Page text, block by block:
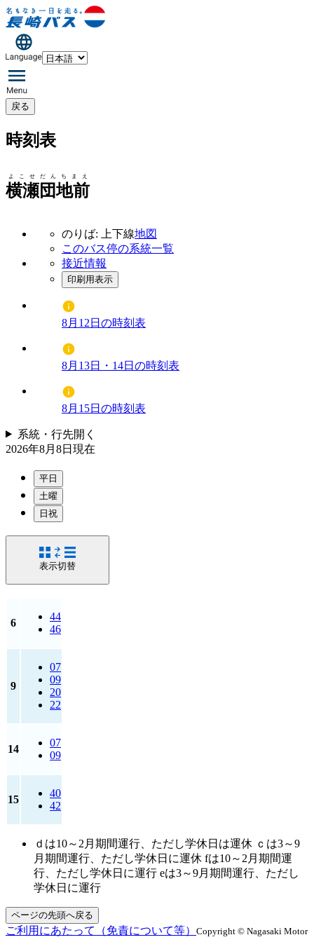
戻る
時刻表
横瀬団地前
よこせだんちまえ
のりば: 上下線地図
このバス停の系統一覧
接近情報
印刷用表示
8月12日の時刻表
8月13日・14日の時刻表
8月15日の時刻表
系統・行先開く
2026年8月8日 現在
平日
土曜
日祝
表示切替
6
44
46
9
07
09
20
22
14
07
09
15
40
42
ｄは10～2月期間運行、ただし学休日は運休 ｃは3～9
月期間運行、ただし学休日に運休 fは10～2月期間運
行、ただし学休日に運行 eは3～9月期間運行、ただし
学休日に運行
ページの先頭へ戻る
ご利用にあたって（免責について等） Copyright © Nagasaki Motor